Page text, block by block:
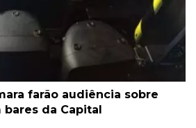
farão audiência sobre
da Capital